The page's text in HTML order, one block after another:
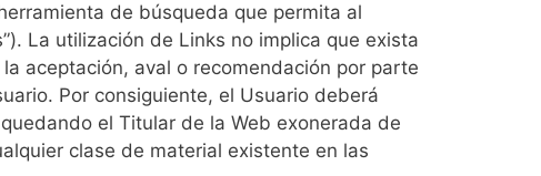
de búsqueda que permita al
La utilización de Links no implica que exista
aceptación, aval o recomendación por parte
Por consiguiente, el Usuario deberá
el Titular de la Web exonerada de
clase de material existente en las